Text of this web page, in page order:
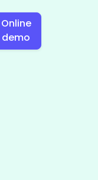
Online
demo